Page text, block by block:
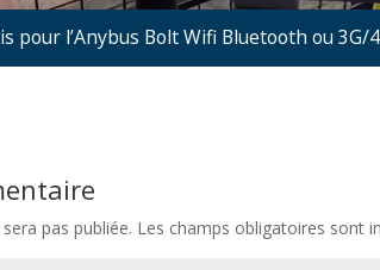
pour l’Anybus Bolt Wifi Bluetooth ou 3G/
pas publiée. Les champs obligatoires sont